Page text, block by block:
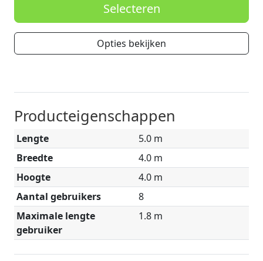
Selecteren
Opties bekijken
Producteigenschappen
Lengte
5.0 m
Breedte
4.0 m
Hoogte
4.0 m
Aantal gebruikers
8
Maximale lengte
gebruiker
1.8 m